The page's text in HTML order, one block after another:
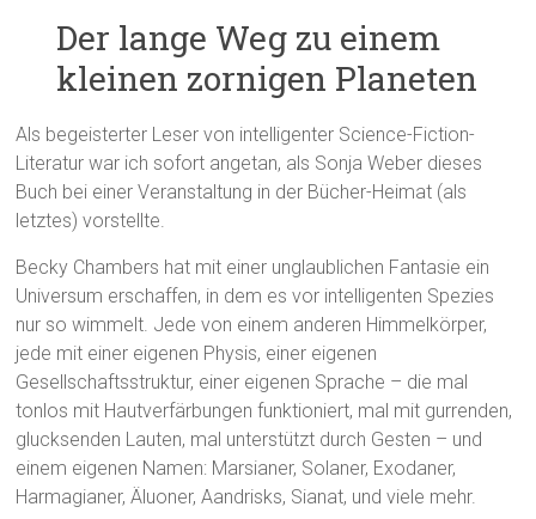
Der lange Weg zu einem
kleinen zornigen Planeten
Als begeisterter Leser von intelligenter Science-Fiction-
Literatur war ich sofort angetan, als Sonja Weber dieses
Buch bei einer Veranstaltung in der Bücher-Heimat (als
letztes) vorstellte.
Becky Chambers hat mit einer unglaublichen Fantasie ein
Universum erschaffen, in dem es vor intelligenten Spezies
nur so wimmelt. Jede von einem anderen Himmelkörper,
jede mit einer eigenen Physis, einer eigenen
Gesellschaftsstruktur, einer eigenen Sprache – die mal
tonlos mit Hautverfärbungen funktioniert, mal mit gurrenden,
glucksenden Lauten, mal unterstützt durch Gesten – und
einem eigenen Namen: Marsianer, Solaner, Exodaner,
Harmagianer, Äluoner, Aandrisks, Sianat, und viele mehr.